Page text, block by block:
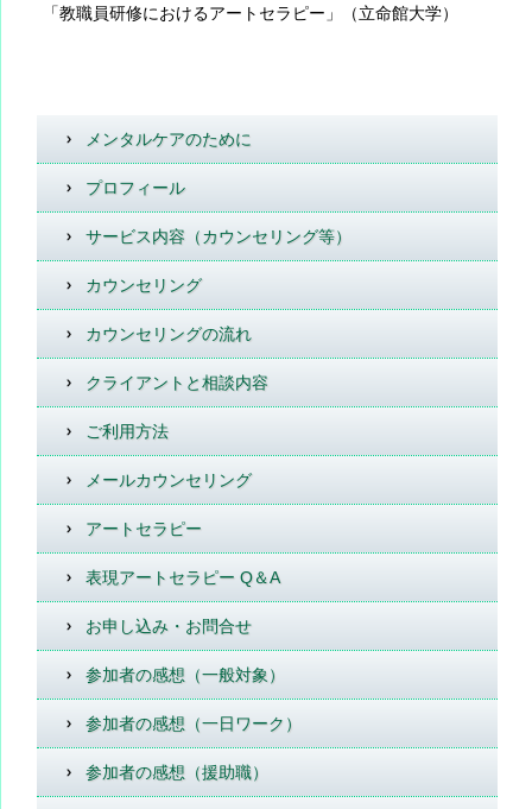
「教職員研修におけるアートセラピー」（立命館大学）
メンタルケアのために
プロフィール
サービス内容（カウンセリング等）
カウンセリング
カウンセリングの流れ
クライアントと相談内容
ご利用方法
メールカウンセリング
アートセラピー
表現アートセラピー Q＆A
お申し込み・お問合せ
参加者の感想（一般対象）
参加者の感想（一日ワーク）
参加者の感想（援助職）